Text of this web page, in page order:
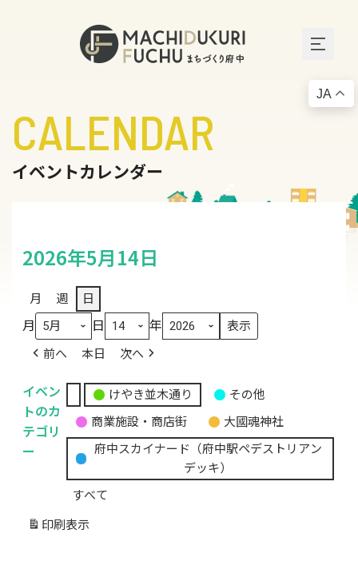
CALENDAR
イベントカレンダー
2026年5月14日
月 週 日
月 日 年
前へ 本日 次へ
イベン
トのカ
テゴリ
ー
無
題
の
カ
テ
ゴ
リ
けやき並木通り
その他
商業施設・商店街
大國魂神社
府中スカイナード（府中駅ペデストリアン
デッキ）
すべて
印刷 表示
JA